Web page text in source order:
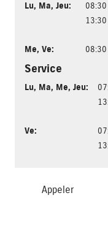
Lu, Ma, Jeu:
Me, Ve:
Service
Lu, Ma, Me, Jeu:
Ve:
Appeler